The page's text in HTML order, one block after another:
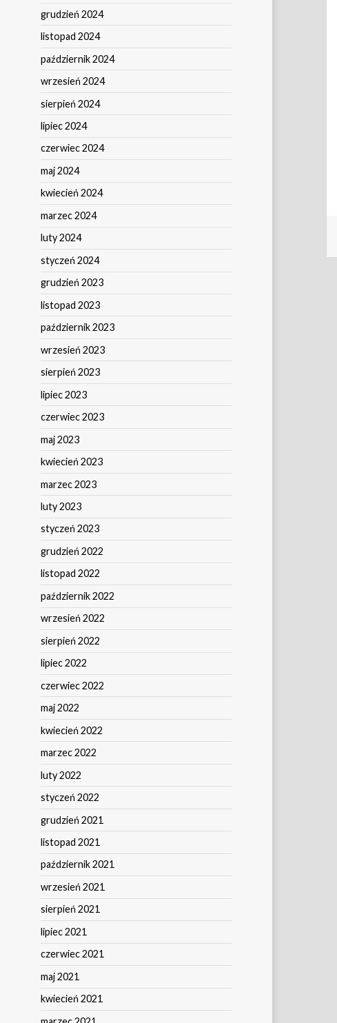
grudzień 2024
listopad 2024
październik 2024
wrzesień 2024
sierpień 2024
lipiec 2024
czerwiec 2024
maj 2024
kwiecień 2024
marzec 2024
luty 2024
styczeń 2024
grudzień 2023
listopad 2023
październik 2023
wrzesień 2023
sierpień 2023
lipiec 2023
czerwiec 2023
maj 2023
kwiecień 2023
marzec 2023
luty 2023
styczeń 2023
grudzień 2022
listopad 2022
październik 2022
wrzesień 2022
sierpień 2022
lipiec 2022
czerwiec 2022
maj 2022
kwiecień 2022
marzec 2022
luty 2022
styczeń 2022
grudzień 2021
listopad 2021
październik 2021
wrzesień 2021
sierpień 2021
lipiec 2021
czerwiec 2021
maj 2021
kwiecień 2021